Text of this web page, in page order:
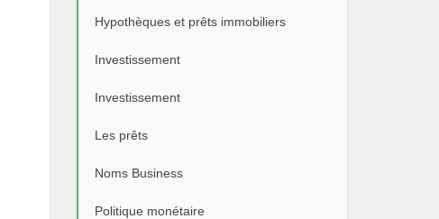
Hypothèques et prêts immobiliers
Investissement
Investissement
Les prêts
Noms Business
Politique monétaire